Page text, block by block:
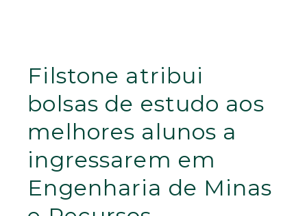
Filstone atribui
bolsas de estudo aos
melhores alunos a
ingressarem em
Engenharia de Minas